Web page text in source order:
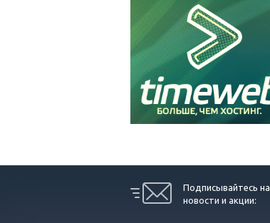
Подписывайтесь на
новости и акции: